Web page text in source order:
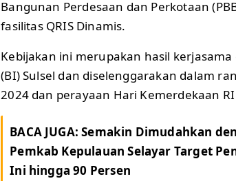
Bangunan Perdesaan dan Perkotaan
fasilitas QRIS Dinamis.
Kebijakan ini merupakan hasil
(BI) Sulsel dan diselenggarakan dalam
2024 dan perayaan Hari Kemerdekaan
BACA JUGA:Semakin Dimudahkan
Pemkab Kepulauan Selayar Target
Ini hingga 90 Persen